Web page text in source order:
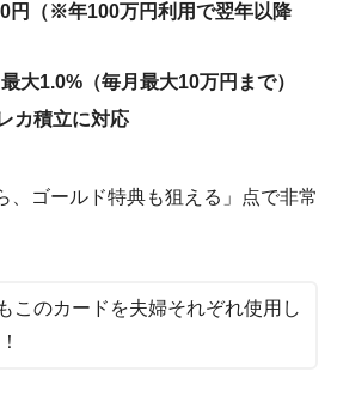
円（※年100万円利用で翌年以降
大1.0%（毎月最大10万円まで）
カ積立に対応
、ゴールド特典も狙える」点で非常
このカードを夫婦それぞれ使用し